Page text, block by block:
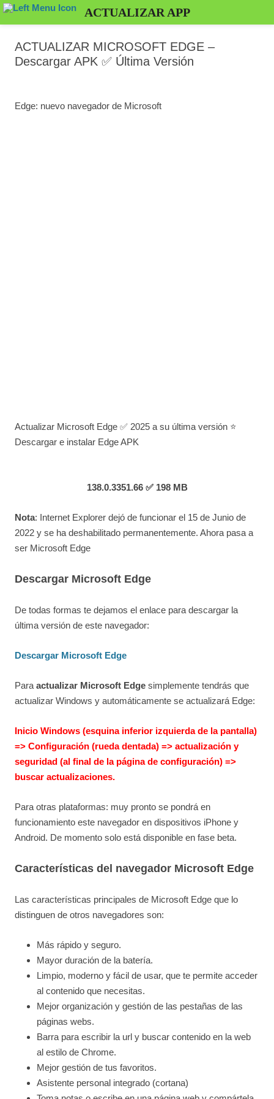
ACTUALIZAR MICROSOFT EDGE –
Descargar APK ✅️ Última Versión
Edge: nuevo navegador de Microsoft
Actualizar Microsoft Edge ✅ 2025 a su última versión ⭐
Descargar e instalar Edge APK
138.0.3351.66 ✅ 198 MB
Nota: Internet Explorer dejó de funcionar el 15 de Junio de
2022 y se ha deshabilitado permanentemente. Ahora pasa a
ser Microsoft Edge
Descargar Microsoft Edge
De todas formas te dejamos el enlace para descargar la
última versión de este navegador:
Descargar Microsoft Edge
Para actualizar Microsoft Edge simplemente tendrás que
actualizar Windows y automáticamente se actualizará Edge:
Inicio Windows (esquina inferior izquierda de la pantalla)
=> Configuración (rueda dentada) => actualización y
seguridad (al final de la página de configuración) =>
buscar actualizaciones.
Para otras plataformas: muy pronto se pondrá en
funcionamiento este navegador en dispositivos iPhone y
Android. De momento solo está disponible en fase beta.
Características del navegador Microsoft Edge
Las características principales de Microsoft Edge que lo
distinguen de otros navegadores son:
Más rápido y seguro.
Mayor duración de la batería.
Limpio, moderno y fácil de usar, que te permite acceder
al contenido que necesitas.
Mejor organización y gestión de las pestañas de las
páginas webs.
Barra para escribir la url y buscar contenido en la web
al estilo de Chrome.
Mejor gestión de tus favoritos.
Asistente personal integrado (cortana)
ACTUALIZAR APP